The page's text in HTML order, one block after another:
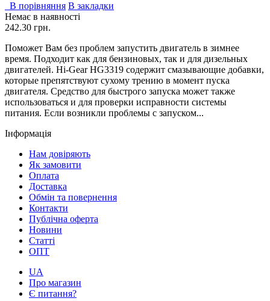
В порівняння В закладки
Немає в наявності
242.30 грн.
Поможет Вам без проблем запустить двигатель в зимнее
время. Подходит как для бензиновых, так и для дизельных
двигателей. Hi-Gear HG3319 содержит смазывающие добавки,
которые препятствуют сухому трению в момент пуска
двигателя. Средство для быстрого запуска может также
использоваться и для проверки исправности системы
питания. Если возникли проблемы с запуском...
Інформація
Нам довіряють
Як замовити
Оплата
Доставка
Обмін та повернення
Контакти
Публічна оферта
Новини
Статті
ОПТ
UA
Про магазин
Є питання?